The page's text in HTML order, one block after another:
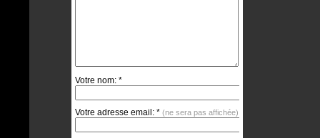
Votre nom: *
Votre adresse email: * (ne sera pas affichée)